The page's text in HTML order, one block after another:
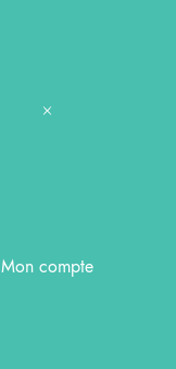
Mon compte